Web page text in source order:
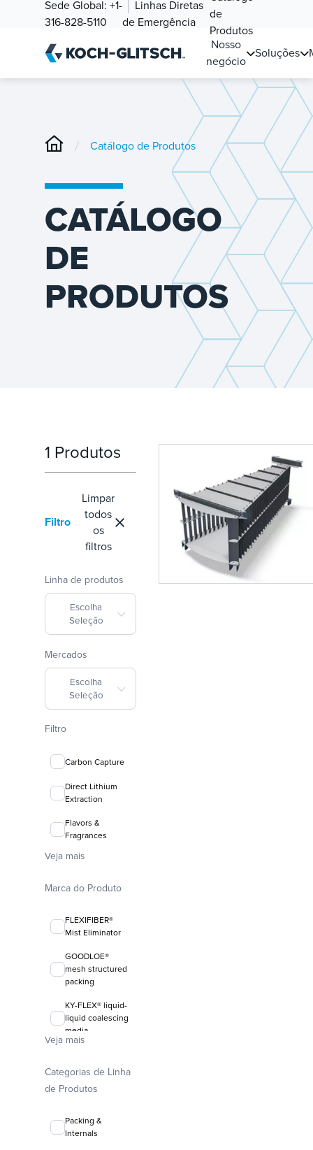
Sede Global: +1-
316-828-5110
Linhas Diretas
de Emergência
de
Produtos
Nosso
negócio
Soluções
/ Catálogo de Produtos
CATÁLOGO
DE
PRODUTOS
1 Produtos
Filtro
Limpar
todos
os
filtros
Linha de produtos
Escolha
Seleção
Mercados
Escolha
Seleção
Filtro
Carbon Capture
Direct Lithium
Extraction
Flavors &
Fragrances
Veja mais
Marca do Produto
FLEXIFIBER®
Mist Eliminator
GOODLOE®
mesh structured
packing
KY-FLEX® liquid-
liquid coalescing
media
random packing
Veja mais
Categorias de Linha
de Produtos
Packing &
Internals